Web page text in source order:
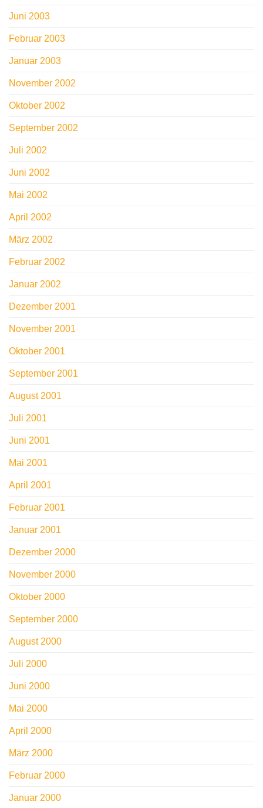
Juni 2003
Februar 2003
Januar 2003
November 2002
Oktober 2002
September 2002
Juli 2002
Juni 2002
Mai 2002
April 2002
März 2002
Februar 2002
Januar 2002
Dezember 2001
November 2001
Oktober 2001
September 2001
August 2001
Juli 2001
Juni 2001
Mai 2001
April 2001
Februar 2001
Januar 2001
Dezember 2000
November 2000
Oktober 2000
September 2000
August 2000
Juli 2000
Juni 2000
Mai 2000
April 2000
März 2000
Februar 2000
Januar 2000